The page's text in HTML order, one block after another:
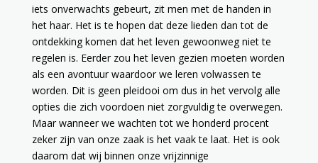
iets onverwachts gebeurt, zit men met de handen in
het haar. Het is te hopen dat deze lieden dan tot de
ontdekking komen dat het leven gewoonweg niet te
regelen is. Eerder zou het leven gezien moeten worden
als een avontuur waardoor we leren volwassen te
worden. Dit is geen pleidooi om dus in het vervolg alle
opties die zich voordoen niet zorgvuldig te overwegen.
Maar wanneer we wachten tot we honderd procent
zeker zijn van onze zaak is het vaak te laat. Het is ook
daarom dat wij binnen onze vrijzinnige